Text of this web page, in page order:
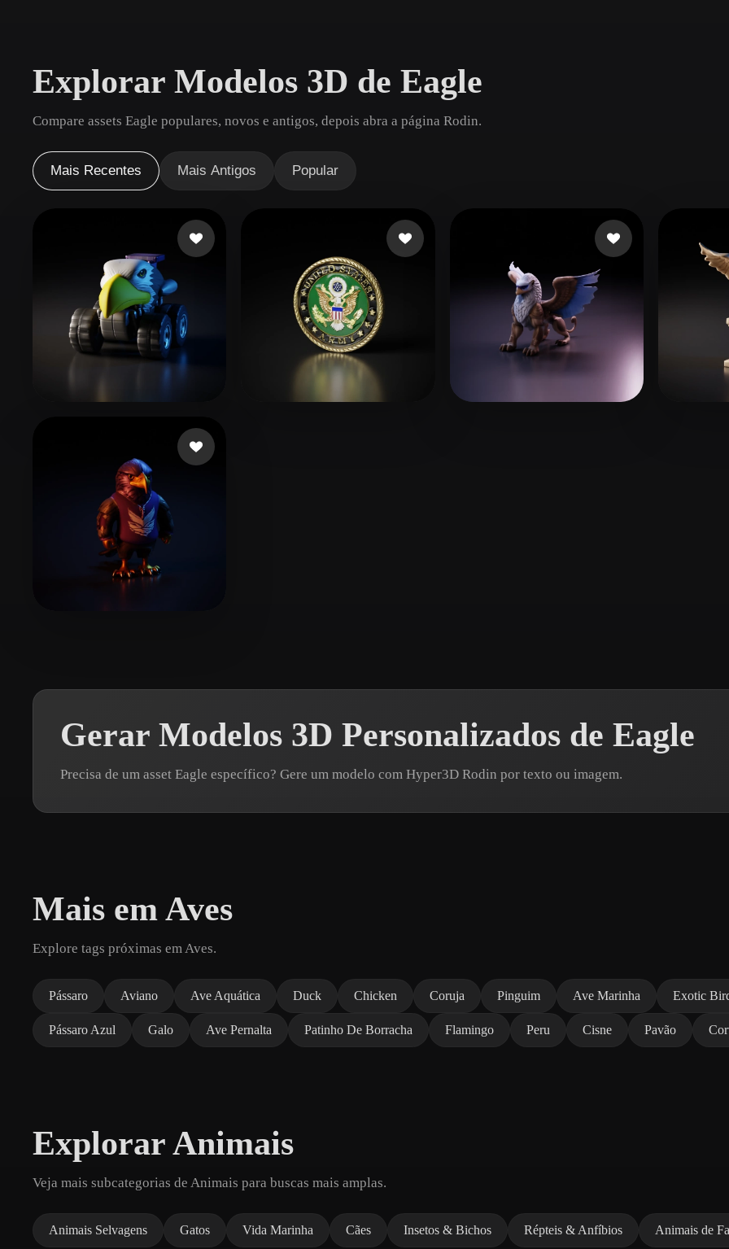
NFT Creation E-commerce
Design
Plug-Ins
Blender Unity Unreal Godot
Cartoon Cel-Shaded
Hand-Painted Isometric Low Poly
Pixel Art
Explorar Modelos 3D de Eagle
Compare assets Eagle populares, novos e antigos, depois abra a página Rodin.
Mais Recentes Mais Antigos Popular
Gerar Modelos 3D Personalizados de Eagle
Precisa de um asset Eagle específico? Gere um modelo com Hyper3D Rodin por texto ou imagem.
Mais em Aves
Explore tags próximas em Aves.
Pássaro Aviano Ave Aquática Duck Chicken Coruja Pinguim Ave Marinha Exotic
Pássaro Azul Galo Ave Pernalta Patinho De Borracha Flamingo Peru Cisne Pavão
Explorar Animais
Veja mais subcategorias de Animais para buscas mais amplas.
Animais Selvagens Gatos Vida Marinha Cães Insetos & Bichos Répteis & Anfíbios Animais de